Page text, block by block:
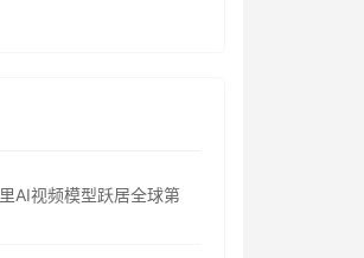
AI视频模型跃居全球第